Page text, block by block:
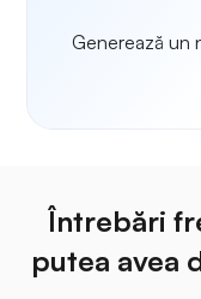
Generează un
Întrebări
putea avea